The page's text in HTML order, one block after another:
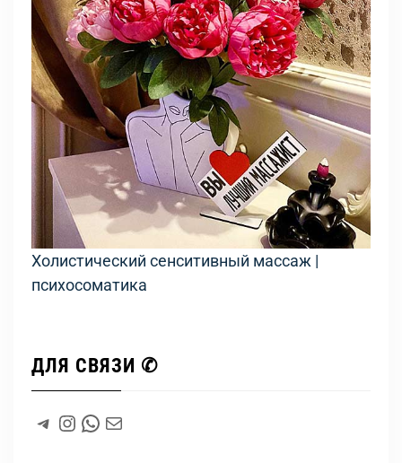
Холистический сенситивный массаж |
психосоматика
ДЛЯ СВЯЗИ ✆
# Instagram
WhatsApp
#